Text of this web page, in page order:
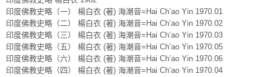
印度佛教史略（一） 楊白衣 (著) 海潮音=Hai Ch’ao Yin 1970.01
印度佛教史略（二） 楊白衣 (著) 海潮音=Hai Ch’ao Yin 1970.02
印度佛教史略（三） 楊白衣 (著) 海潮音=Hai Ch’ao Yin 1970.03
印度佛教史略（五） 楊白衣 (著) 海潮音=Hai Ch’ao Yin 1970.05
印度佛教史略（六） 楊白衣 (著) 海潮音=Hai Ch’ao Yin 1970.06
印度佛教史略（四） 楊白衣 (著) 海潮音=Hai Ch’ao Yin 1970.04